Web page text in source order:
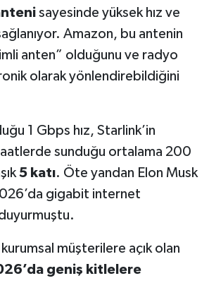
sayesinde yüksek hız ve
Amazon, bu antenin
anten” olduğunu ve radyo
olarak yönlendirebildiğini
1 Gbps hız, Starlink’in
sunduğu ortalama 200
5 katı. Öte yandan Elon Musk
gigabit internet
müşterilere açık olan
geniş kitlelere